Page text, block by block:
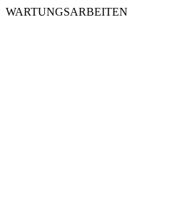
WARTUNGSARBEITEN